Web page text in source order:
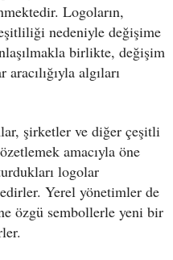
Logoların,
nedeniyle değişime
birlikte, değişim
algıları
şirketler ve diğer çeşitli
amacıyla öne
logolar
Yerel yönetimler de
özgü sembollerle yeni bir